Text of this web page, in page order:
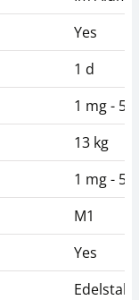
Yes
1 d
1 mg - 5
13 kg
1 mg - 5
M1
Yes